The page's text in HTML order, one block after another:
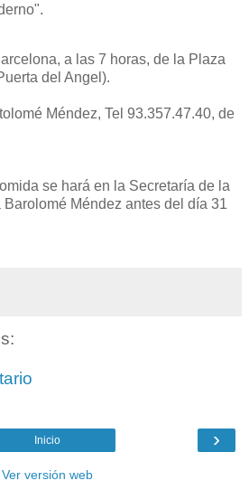
a las 7 horas, de la Plaza
del Angel).
Méndez, Tel 93.357.47.40, de
se hará en la Secretaría de la
Méndez antes del día 31
›
Inicio
Ver versión web